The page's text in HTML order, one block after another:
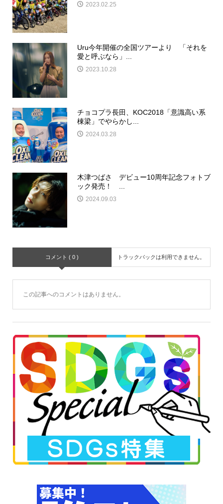
2023.02.25
Uru今年開催の全国ツアーより 「それを
愛と呼ぶなら」...
2023.10.28
チョコプラ長田、KOC2018「意識高い系
棟梁」でやらかし...
2024.03.28
木津つばさ デビュー10周年記念フォトブ
ック発売！ ...
2024.09.03
コメント ( 0 ) トラックバックは利用できません。
この記事へのコメントはありません。